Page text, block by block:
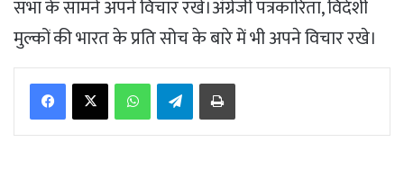
सभा के सामने अपने विचार रखे।अंग्रेजी पत्रकारिता, विदेशी
मुल्कों की भारत के प्रति सोच के बारे में भी अपने विचार रखे।
WhatsAppTelegramPrint